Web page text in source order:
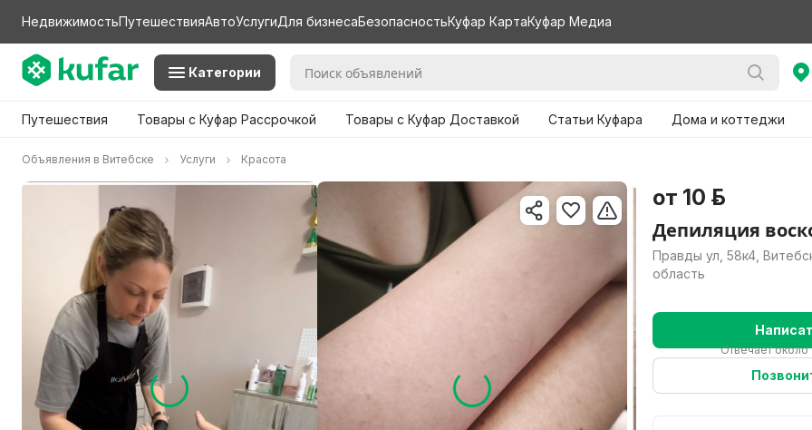
НедвижимостьПутешествияАвтоУслугиДля бизнесаБезопасностьКуфар КартаКуфар Медиа
Категории
Путешествия Товары с Куфар Рассрочкой Товары с Куфар Доставкой Статьи Куфара Дома и коттеджи
Объявления в Витебске Услуги Красота
от 10 р.
Депиляция
Правды ул, 58к4,
область
Отвечает около